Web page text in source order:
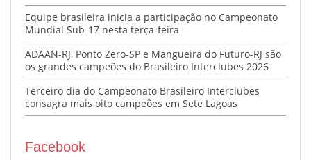
Equipe brasileira inicia a participação no Campeonato
Mundial Sub-17 nesta terça-feira
ADAAN-RJ, Ponto Zero-SP e Mangueira do Futuro-RJ são
os grandes campeões do Brasileiro Interclubes 2026
Terceiro dia do Campeonato Brasileiro Interclubes
consagra mais oito campeões em Sete Lagoas
Facebook